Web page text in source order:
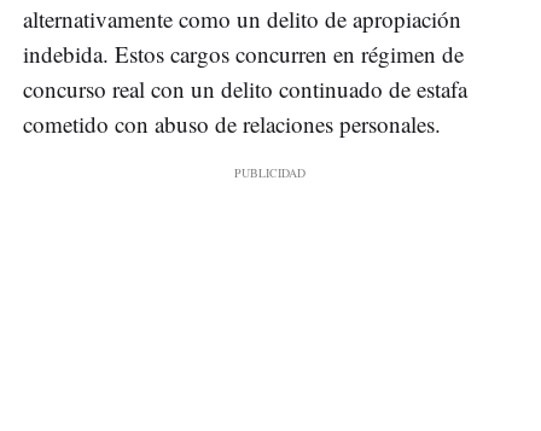
alternativamente como un delito de apropiación
indebida. Estos cargos concurren en régimen de
concurso real con un delito continuado de estafa
cometido con abuso de relaciones personales.